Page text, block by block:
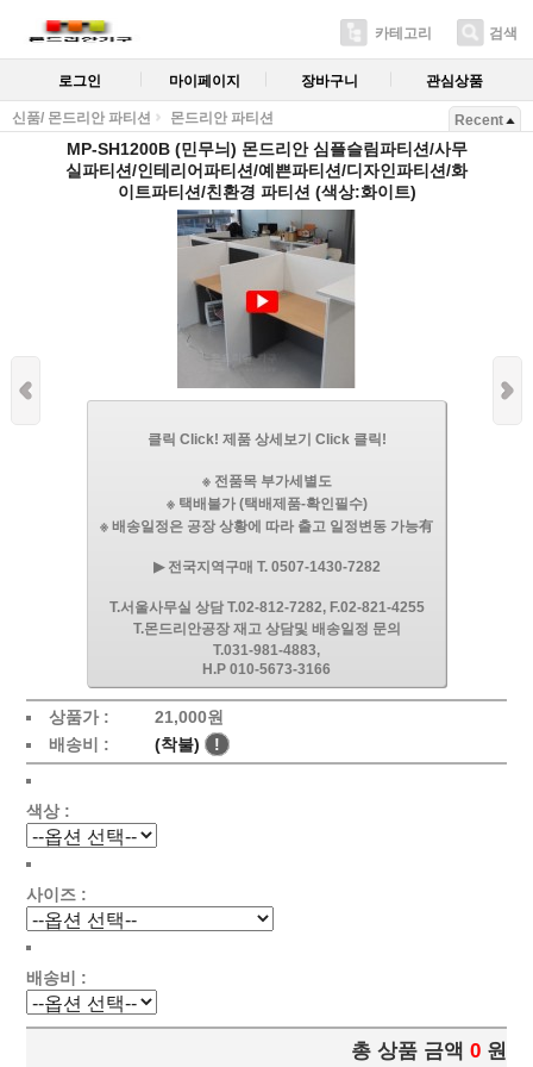
카테고리 검색
로그인 마이페이지 장바구니 관심상품
신품/ 몬드리안 파티션 몬드리안 파티션 Recent
MP-SH1200B (민무늬) 몬드리안 심플슬림파티션/사무
실파티션/인테리어파티션/예쁜파티션/디자인파티션/화
이트파티션/친환경 파티션 (색상:화이트)
클릭 Click! 제품 상세보기 Click 클릭!
※ 전품목 부가세별도
※ 택배불가 (택배제품-확인필수)
※ 배송일정은 공장 상황에 따라 출고 일정변동 가능有
▶ 전국지역구매 T. 0507-1430-7282
T.서울사무실 상담 T.02-812-7282, F.02-821-4255
T.몬드리안공장 재고 상담및 배송일정 문의
T.031-981-4883,
H.P 010-5673-3166
상품가 :
21,000원
배송비 :
(착불) !
색상 :
사이즈 :
배송비 :
총 상품 금액 0 원